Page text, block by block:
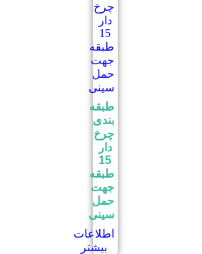
طبقه
بندی
چرخ
دار
15
طبقه
جهت
حمل
سینی
اطلاعات
بیشتر